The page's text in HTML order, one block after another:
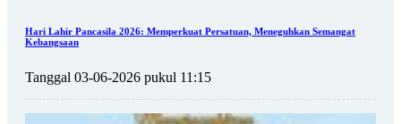
Hari Lahir Pancasila 2026: Memperkuat Persatuan, Meneguhkan Semangat
Kebangsaan
Tanggal 03-06-2026 pukul 11:15